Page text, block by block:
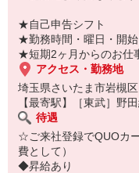
「すぐに働けるところは
そんな方もぜひ！お気軽
★自己申告シフト
★勤務時間・曜日・開始
★短期2ヶ月からのお仕
アクセス・勤務地
埼玉県さいたま市岩槻区
【最寄駅】［東武］野
待遇
☆ご来社登録でQUOカ
費として）
◆昇給あり